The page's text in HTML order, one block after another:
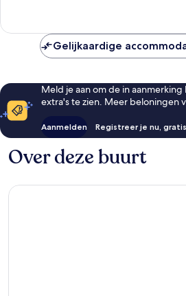
433
beoordelingenGelijkaardige
Meld je aan om de in
extra's te zien. Meer beloningen
Aanmelden Registreer je nu,
Over deze buurt